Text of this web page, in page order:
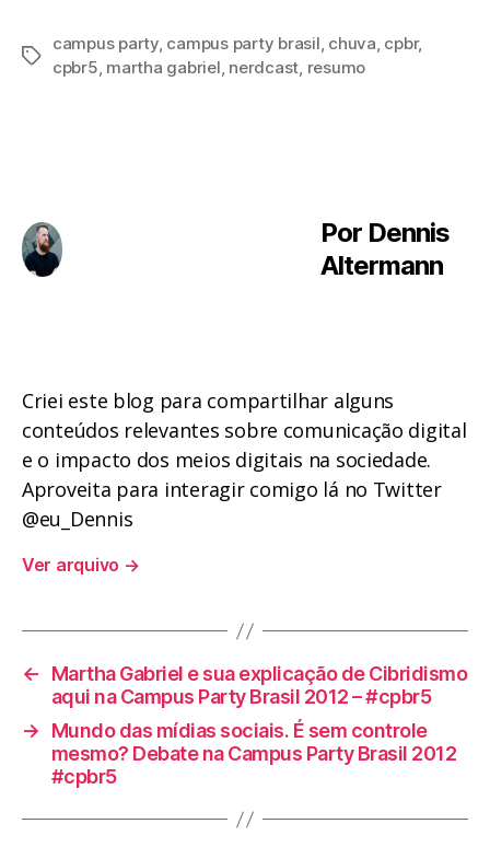
Tags
campus party, campus party brasil, chuva, cpbr,
cpbr5, martha gabriel, nerdcast, resumo
Por Dennis
Altermann
Criei este blog para compartilhar alguns
conteúdos relevantes sobre comunicação digital
e o impacto dos meios digitais na sociedade.
Aproveita para interagir comigo lá no Twitter
@eu_Dennis
Ver arquivo →
←
Martha Gabriel e sua explicação de Cibridismo
aqui na Campus Party Brasil 2012 – #cpbr5
→
Mundo das mídias sociais. É sem controle
mesmo? Debate na Campus Party Brasil 2012
#cpbr5